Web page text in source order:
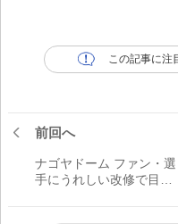
この記事に注
前回へ
ナゴヤドーム ファン・選
手にうれしい改修で目指
ー